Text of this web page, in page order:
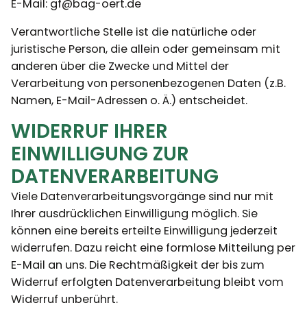
E-Mail: gf@bag-oert.de
Verantwortliche Stelle ist die natürliche oder
juristische Person, die allein oder gemeinsam mit
anderen über die Zwecke und Mittel der
Verarbeitung von personenbezogenen Daten (z.B.
Namen, E-Mail-Adressen o. Ä.) entscheidet.
WIDERRUF IHRER
EINWILLIGUNG ZUR
DATENVERARBEITUNG
Viele Datenverarbeitungsvorgänge sind nur mit
Ihrer ausdrücklichen Einwilligung möglich. Sie
können eine bereits erteilte Einwilligung jederzeit
widerrufen. Dazu reicht eine formlose Mitteilung per
E-Mail an uns. Die Rechtmäßigkeit der bis zum
Widerruf erfolgten Datenverarbeitung bleibt vom
Widerruf unberührt.